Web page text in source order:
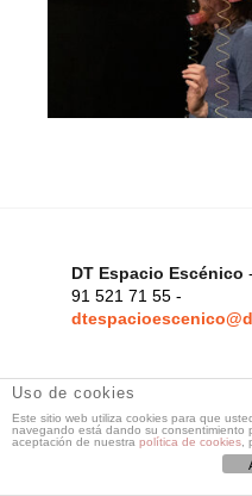
DT Espacio Escénico
91 521 71 55 -
Uso de cookies
Este sitio web utiliza cookies para que
navegando está dando su consentimiento
aceptación de nuestra política de cookies